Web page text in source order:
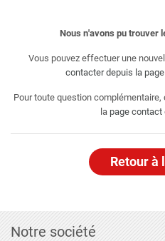
Nous n'avons pu trouver
Vous pouvez effectuer une
contacter depuis la
Pour toute question
la page contact
Retour à
Notre société